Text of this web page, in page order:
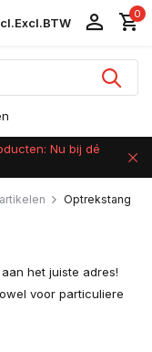
Excl.BTW
0
Nu bij dé
Optrekstang
het juiste adres!
voor particuliere